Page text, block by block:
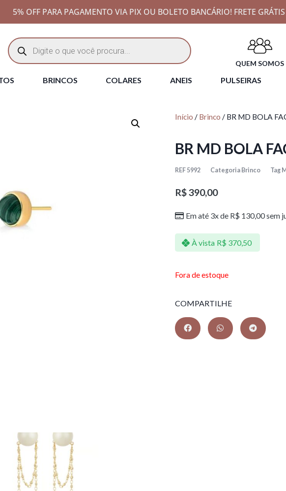
5% OFF PARA PAGAMENTO VIA PIX OU BOLETO BANCÁRIO! FRETE
QUEM SOMOS
BRINCOS COLARES ANEIS PULSEIRAS
Início / Brinco / BR MD BOLA
BR MD BOLA
REF 5992 Categoria Brinco Tag
R$390,00
Em até 3x de R$ 130,00sem
À vista R$ 370,50
Fora de estoque
COMPARTILHE